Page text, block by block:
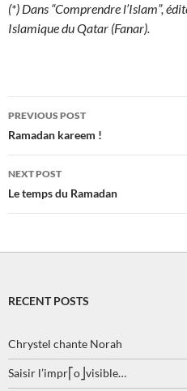
(*) Dans “Comprendre l’Islam”,
Islamique du Qatar (Fanar).
Post
navigation
PREVIOUS POST
Ramadan kareem !
NEXT POST
Le temps du Ramadan
RECENT POSTS
Chrystel chante Norah
Saisir l’impr⎡o⎦visible…